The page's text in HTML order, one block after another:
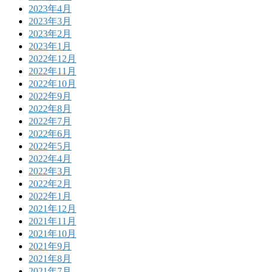
2023年4月
2023年3月
2023年2月
2023年1月
2022年12月
2022年11月
2022年10月
2022年9月
2022年8月
2022年7月
2022年6月
2022年5月
2022年4月
2022年3月
2022年2月
2022年1月
2021年12月
2021年11月
2021年10月
2021年9月
2021年8月